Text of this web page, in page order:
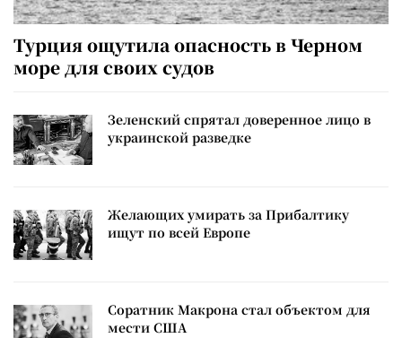
Турция ощутила опасность в Черном
море для своих судов
Зеленский спрятал доверенное лицо в
украинской разведке
Желающих умирать за Прибалтику
ищут по всей Европе
Соратник Макрона стал объектом для
мести США